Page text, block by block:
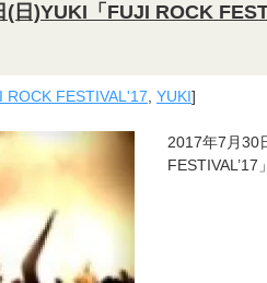
(日)YUKI「FUJI ROCK
ROCK FESTIVAL'17 YUKI]
2017年7月30
FESTIVAL’17